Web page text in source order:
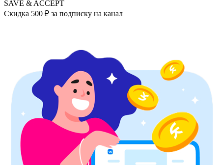
SAVE & ACCEPT
Скидка 500 ₽ за подписку на канал